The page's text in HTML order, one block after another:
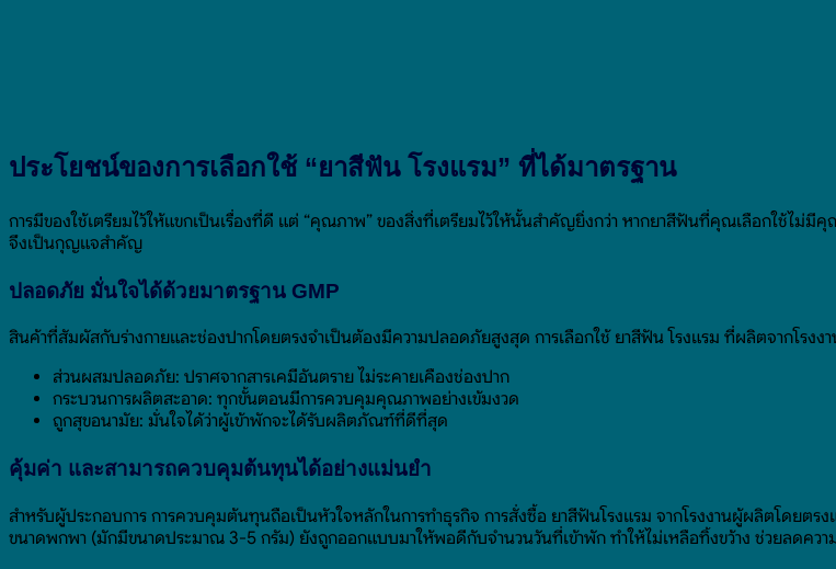
ประโยชน์ของการเลือกใช้ “ยาสีฟัน โรงแรม” ที่ได้มาตรฐาน
การมีของใช้เตรียมไว้ให้แขกเป็นเรื่องที่ดี แต่ “คุณภาพ” ของสิ่งที่เตรียมไว้ให้นั้นสำคัญยิ่งกว่า หากยาสีฟันที่คุณเลือกใช้ไม่
จึงเป็นกุญแจสำคัญ
ปลอดภัย มั่นใจได้ด้วยมาตรฐาน GMP
สินค้าที่สัมผัสกับร่างกายและช่องปากโดยตรงจำเป็นต้องมีความปลอดภัยสูงสุด การเลือกใช้ ยาสีฟัน โรงแรม ที่ผลิตจากโร
ส่วนผสมปลอดภัย: ปราศจากสารเคมีอันตราย ไม่ระคายเคืองช่องปาก
กระบวนการผลิตสะอาด: ทุกขั้นตอนมีการควบคุมคุณภาพอย่างเข้มงวด
ถูกสุขอนามัย: มั่นใจได้ว่าผู้เข้าพักจะได้รับผลิตภัณฑ์ที่ดีที่สุด
คุ้มค่า และสามารถควบคุมต้นทุนได้อย่างแม่นยำ
สำหรับผู้ประกอบการ การควบคุมต้นทุนถือเป็นหัวใจหลักในการทำธุรกิจ การสั่งซื้อ ยาสีฟันโรงแรม จากโรงงานผู้ผลิตโดย
ขนาดพกพา (มักมีขนาดประมาณ 3-5 กรัม) ยังถูกออกแบบมาให้พอดีกับจำนวนวันที่เข้าพัก ทำให้ไม่เหลือทิ้งขว้าง ช่วยลด